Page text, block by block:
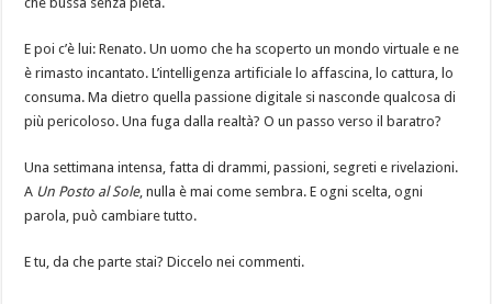
E poi c’è lui: Renato. Un uomo che ha scoperto un mondo virtuale e ne
è rimasto incantato. L’intelligenza artificiale lo affascina, lo cattura, lo
consuma. Ma dietro quella passione digitale si nasconde qualcosa di
più pericoloso. Una fuga dalla realtà? O un passo verso il baratro?
Una settimana intensa, fatta di drammi, passioni, segreti e rivelazioni.
A Un Posto al Sole, nulla è mai come sembra. E ogni scelta, ogni
parola, può cambiare tutto.
E tu, da che parte stai? Diccelo nei commenti.